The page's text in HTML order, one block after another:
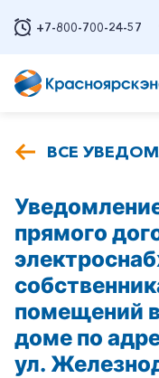
+7-800-700-24-57
ВСЕ
прямого
помещений
доме по
ул.